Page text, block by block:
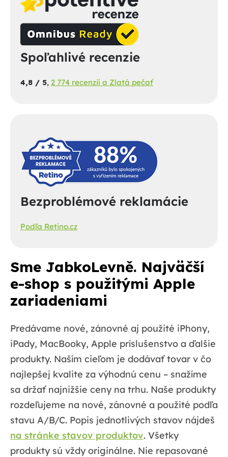
Spoľahlivé recenzie
4,8 / 5, 2 774 recenzií a Zlatá pečať
Bezproblémové reklamácie
Podľa Retino.cz
Sme JabkoLevně. Najväčší
e-shop s použitými Apple
zariadeniami
Predávame nové, zánovné aj použité iPhony,
iPady, MacBooky, Apple príslušenstvo a ďalšie
produkty. Naším cieľom je dodávať tovar v čo
najlepšej kvalite za výhodnú cenu – snažíme
sa držať najnižšie ceny na trhu. Naše produkty
rozdeľujeme na nové, zánovné a použité podľa
stavu A/B/C. Popis jednotlivých stavov nájdeš
na stránke stavov produktov. Všetky
produkty sú vždy originálne. Nie repasované